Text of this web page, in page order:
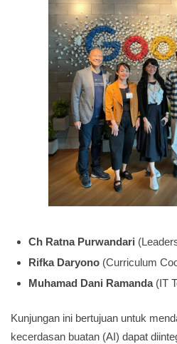
Ch Ratna Purwandari
Rifka Daryono (Curriculum
Muhamad Dani Ramanda(IT
Kunjungan ini bertujuan untuk
kecerdasan buatan (AI) dapat